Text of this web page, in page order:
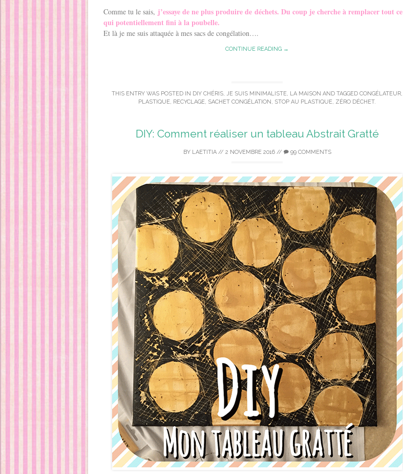
Comme tu le sais, j’essaye de ne plus produire de déchets. Du coup je cherche à remplacer tout ce
qui potentiellement fini à la poubelle.
Et là je me suis attaquée à mes sacs de congélation….
CONTINUE READING →
THIS ENTRY WAS POSTED IN DIY CHÉRIS, JE SUIS MINIMALISTE, LA MAISON AND TAGGED CONGÉLATEUR,
PLASTIQUE, RECYCLAGE, SACHET CONGÉLATION, STOP AU PLASTIQUE, ZÉRO DÉCHET.
DIY: Comment réaliser un tableau Abstrait Gratté
BY LAETITIA// 2 NOVEMBRE 2016// 99 COMMENTS